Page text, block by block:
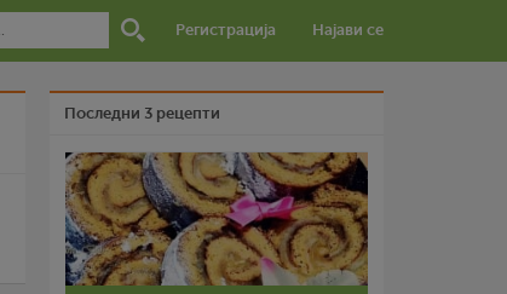
Регистрација Најави се
Последни 3 рецепти